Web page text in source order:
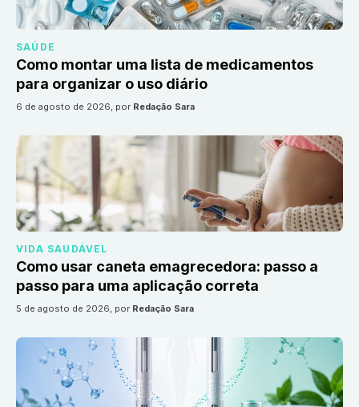
SAÚDE
Como montar uma lista de medicamentos
para organizar o uso diário
6 de agosto de 2026, por Redação Sara
VIDA SAUDÁVEL
Como usar caneta emagrecedora: passo a
passo para uma aplicação correta
5 de agosto de 2026, por Redação Sara